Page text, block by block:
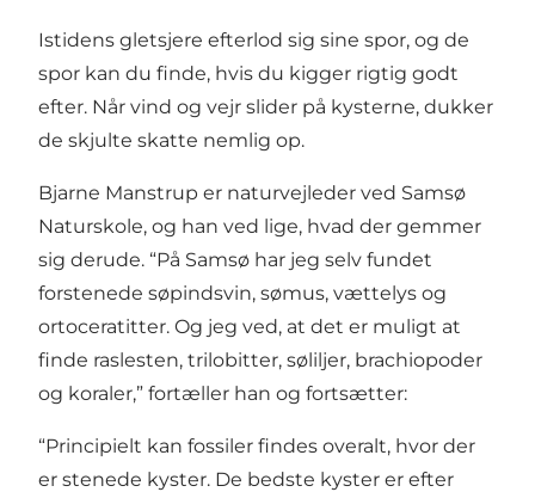
Istidens gletsjere efterlod sig sine spor, og de
spor kan du finde, hvis du kigger rigtig godt
efter. Når vind og vejr slider på kysterne, dukker
de skjulte skatte nemlig op.
Bjarne Manstrup er naturvejleder ved Samsø
Naturskole, og han ved lige, hvad der gemmer
sig derude. “På Samsø har jeg selv fundet
forstenede søpindsvin, sømus, vættelys og
ortoceratitter. Og jeg ved, at det er muligt at
finde raslesten, trilobitter, søliljer, brachiopoder
og koraler,” fortæller han og fortsætter:
“Principielt kan fossiler findes overalt, hvor der
er stenede kyster. De bedste kyster er efter